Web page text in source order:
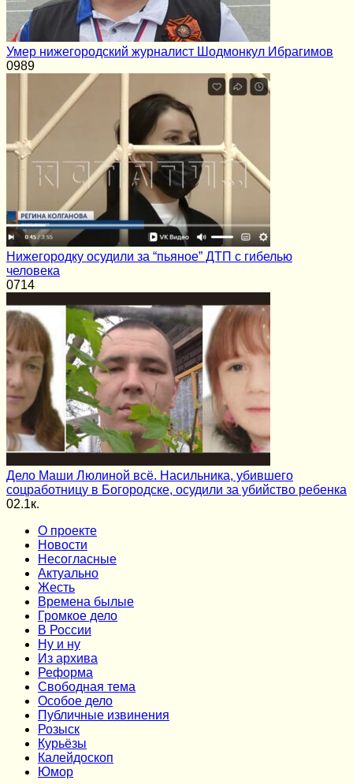
Умер нижегородский журналист Шодмонкул Ибрагимов
0989
Нижегородку осудили за “пьяное” ДТП с гибелью
человека
0714
Дело Маши Люлиной всё. Насильника, убившего
соцработницу в Богородске, осудили за убийство ребенка
02.1к.
О проекте
Новости
Несогласные
Актуально
Жесть
Времена былые
Громкое дело
В России
Ну и ну
Из архива
Реформа
Cвободная тема
Особое дело
Публичные извинения
Розыск
Курьёзы
Калейдоскоп
Юмор